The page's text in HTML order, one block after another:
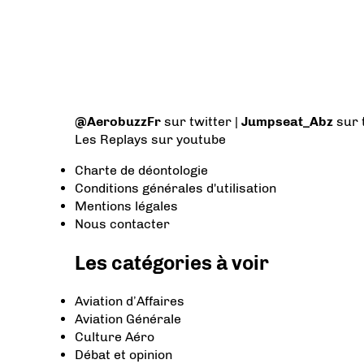
@AerobuzzFr sur twitter | Jumpseat_Abz sur
Les Replays sur youtube
Charte de déontologie
Conditions générales d'utilisation
Mentions légales
Nous contacter
Les catégories à voir
Aviation d’Affaires
Aviation Générale
Culture Aéro
Débat et opinion